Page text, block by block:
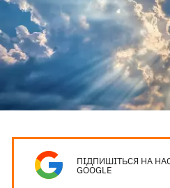
ПІДПИШІТЬСЯ НА
GOOGLE